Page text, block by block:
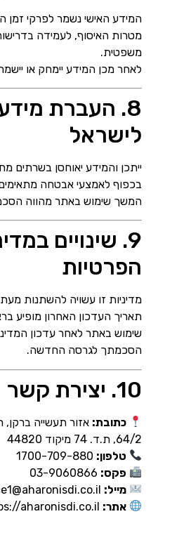
המידע האישי נשמר לפרקי זמן
מטרות האיסוף, לעמידה
משפטית.
לאחר מכן המידע יימחק או יישמר
8. העברת
לישראל
ייתכן והמידע יאוחסן בשרתים
בכפוף לאמצעי אבטחה
המשך שימוש באתר מהווה
9. שינויים
הפרטיות
מדיניות זו עשויה להשתנות
תאריך העדכון האחרון מופיע
שימוש באתר לאחר עדכון
הסכמתך לגרסה החדשה.
10. יצירת קשר
כתובת: אזור תעשייה
64/2, ת.ד. 74 מיקוד 44820
טלפון:
פקס:
מייל:
אתר: